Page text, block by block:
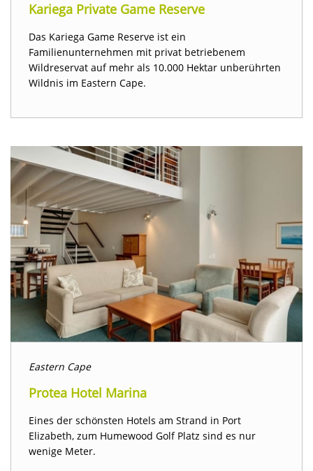
Kariega Private Game Reserve
Das Kariega Game Reserve ist ein
Familienunternehmen mit privat betriebenem
Wildreservat auf mehr als 10.000 Hektar unberührten
Wildnis im Eastern Cape.
Eastern Cape
Protea Hotel Marina
Eines der schönsten Hotels am Strand in Port
Elizabeth, zum Humewood Golf Platz sind es nur
wenige Meter.